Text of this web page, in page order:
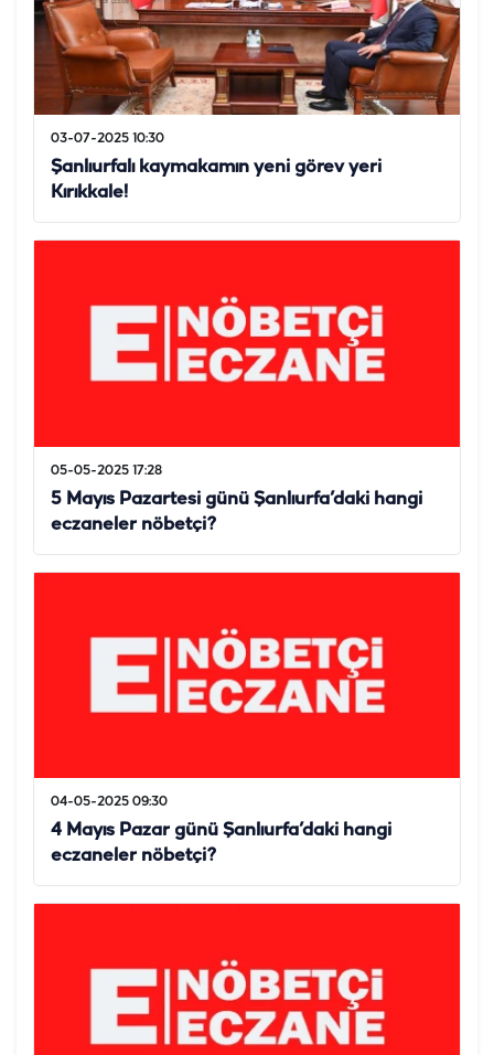
03-07-2025 10:30
Şanlıurfalı kaymakamın yeni görev yeri
Kırıkkale!
05-05-2025 17:28
5 Mayıs Pazartesi günü Şanlıurfa’daki hangi
eczaneler nöbetçi?
04-05-2025 09:30
4 Mayıs Pazar günü Şanlıurfa’daki hangi
eczaneler nöbetçi?